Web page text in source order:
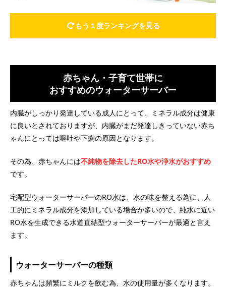
もう１度ランキングを見る
赤ちゃん・子育て世帯に
おすすめのウォーターサーバー
内臓がしっかり発達している成人にとって、ミネラル成分は健康
に良いとされておりますが、内臓がまだ発達しきっていない赤ち
ゃんにとっては嘔吐や下痢の原因となります。
その為、赤ちゃんには不純物を除去したRO水や浄水がおすすめ
です。
宅配型ウォーターサーバーのRO水は、水の味を整える為に、人
工的にミネラル成分を添加している場合が多いので、純水に近い
RO水を生成できる水道直結型ウォーターサーバーが最適と言え
ます。
ウォーターサーバーの種類
赤ちゃんは頻繁にミルクを飲む為、水の使用量が多くなります。